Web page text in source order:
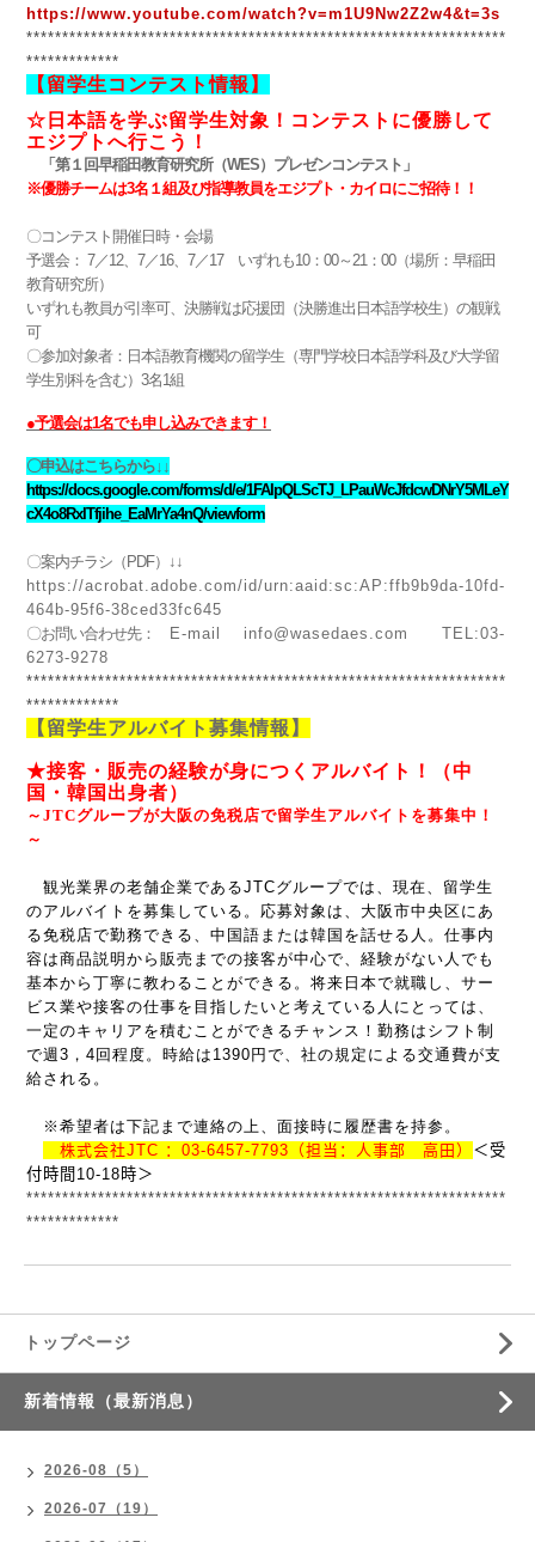
https://www.youtube.com/watch?v=m1U9Nw2Z2w4&t=3s
*******************************************************************
*************
【留学生コンテスト情報】
☆日本語を学ぶ留学生対象！コンテストに優勝して
エジプトへ行こう！
「第１回早稲田教育研究所（WES）プレゼンコンテスト」
※優勝チームは3名１組及び指導教員をエジプト・カイロにご招待！！
〇コンテスト開催日時・会場
予選会： 7／12、 7／16、 7／17いずれも10： 00～21： 00（場所：早稲田
教育研究所）
いずれも教員が引率可、決勝戦は応援団（決勝進出日本語学校生）の観戦
可
〇参加対象者：日本語教育機関の留学生（専門学校日本語学科及び大学留
学生別科を含む） 3名1組
●予選会は1名でも申し込みできます！
〇申込はこちらから↓↓
https://docs.google.com/forms/d/e/1FAIpQLScTJ_LPauWcJfdcwDNrY5MLeY
cX4o8RxITfjihe_EaMrYa4nQ/viewform
〇案内チラシ（ PDF）↓↓
https://acrobat.adobe.com/id/urn:aaid:sc:AP:ffb9b9da-10fd-
464b-95f6-38ced33fc645
〇お問い合わせ先：
E-mail info@wasedaes.com
TEL:03-
6273-9278
*******************************************************************
*************
【留学生アルバイト募集情報】
★接客・販売の経験が身につくアルバイト！（中
国・韓国出身者）
～ JTCグループが大阪の免税店で留学生アルバイトを募集中！
～
観光業界の老舗企業であるJTCグループでは、現在、留学生
のアルバイトを募集している。応募対象は、大阪市中央区にあ
る免税店で勤務できる、中国語または韓国を話せる人。仕事内
容は商品説明から販売までの接客が中心で、経験がない人でも
基本から丁寧に教わることができる。将来日本で就職し、サー
ビス業や接客の仕事を目指したいと考えている人にとっては、
一定のキャリアを積むことができるチャンス！勤務はシフト制
で週3 ， 4 回程度。時給は 1390 円で、社の規定による交通費が支
給される。
※希望者は下記まで連絡の上、面接時に履歴書を持参。
株式会社JTC ： 03-6457-7793 （担当：人事部 高田） ＜受
付時間 10‐18 時＞
*******************************************************************
*************
トップページ
新着情報（最新消息）
2026-08（5）
2026-07（19）